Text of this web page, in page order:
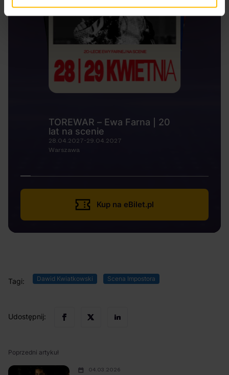
TOREWAR – Ewa Farna | 20
lat na scenie
28.04.2027-29.04.2027
Warszawa
Kup na eBilet.pl
Tagi: Dawid Kwiatkowski Scena Impostora
Udostępnij:
Poprzedni artykuł
04.03.2026